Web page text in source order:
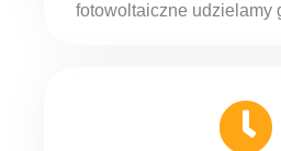
fotowoltaiczne udzielamy